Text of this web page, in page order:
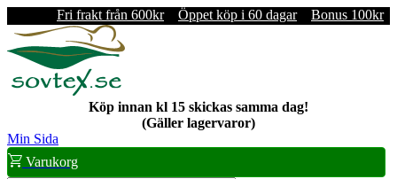
Fri frakt från 600kr Öppet köp i 60 dagar Bonus 100kr
Köp innan kl 15 skickas samma dag!
(Gäller lagervaror)
Min Sida
Varukorg